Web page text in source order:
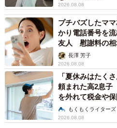
その故障や不具合はどのように解決し
故障や不具合への対処について
36.9%、「買い替えた」が
は、iPhoneの精密さや構造の
避け、専門的な解決策や新しい
法を選んでいるようです。
「そのまま使い続けた」と回答
2026.08.08
プチバズしたマ
かり電話番号を
友人 慰謝料の相
解説】長澤 芳子
2026.08.08
「夏休みはたく
頼まれた高2息
を外れて税金や
説】もくもくライターズ
2026.08.08